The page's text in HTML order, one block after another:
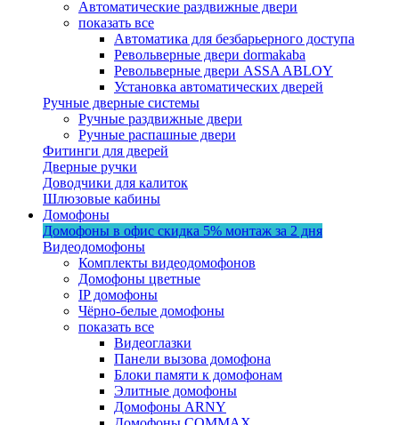
Автоматические раздвижные двери
показать все
Автоматика для безбарьерного доступа
Револьверные двери dormakaba
Револьверные двери ASSA ABLOY
Установка автоматических дверей
Ручные дверные системы
Ручные раздвижные двери
Ручные распашные двери
Фитинги для дверей
Дверные ручки
Доводчики для калиток
Шлюзовые кабины
Домофоны
Домофоны в офис скидка 5% монтаж за 2 дня
Видеодомофоны
Комплекты видеодомофонов
Домофоны цветные
IP домофоны
Чёрно-белые домофоны
показать все
Видеоглазки
Панели вызова домофона
Блоки памяти к домофонам
Элитные домофоны
Домофоны ARNY